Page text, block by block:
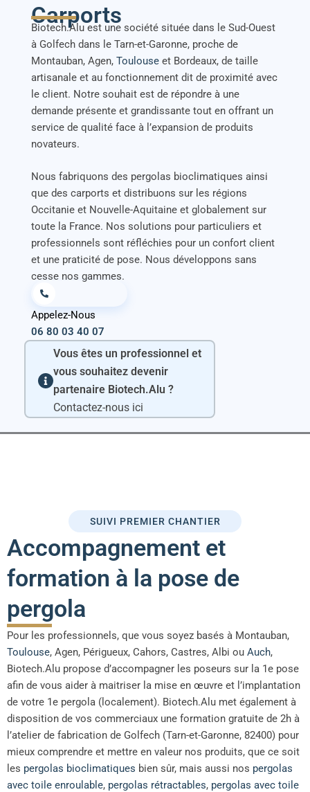
Carports
Biotech.Alu est une société située dans le Sud-Ouest
à Golfech dans le Tarn-et-Garonne, proche de
Montauban, Agen, Toulouse et Bordeaux, de taille
artisanale et au fonctionnement dit de proximité avec
le client. Notre souhait est de répondre à une
demande présente et grandissante tout en offrant un
service de qualité face à l’expansion de produits
novateurs.
Nous fabriquons des pergolas bioclimatiques ainsi
que des carports et distribuons sur les régions
Occitanie et Nouvelle-Aquitaine et globalement sur
toute la France. Nos solutions pour particuliers et
professionnels sont réfléchies pour un confort client
et une praticité de pose. Nous développons sans
cesse nos gammes.
Appelez-Nous
06 80 03 40 07
Vous êtes un professionnel et
vous souhaitez devenir
partenaire Biotech.Alu ?
Contactez-nous ici
SUIVI PREMIER CHANTIER
Accompagnement et
formation à la pose de
pergola
Pour les professionnels, que vous soyez basés à Montauban,
Toulouse, Agen, Périgueux, Cahors, Castres, Albi ou Auch,
Biotech.Alu propose d’accompagner les poseurs sur la 1e pose
afin de vous aider à maitriser la mise en œuvre et l’implantation
de votre 1e pergola (localement). Biotech.Alu met également à
disposition de vos commerciaux une formation gratuite de 2h à
l’atelier de fabrication de Golfech (Tarn-et-Garonne, 82400) pour
mieux comprendre et mettre en valeur nos produits, que ce soit
les pergolas bioclimatiques bien sûr, mais aussi nos pergolas
avec toile enroulable, pergolas rétractables, pergolas avec toile